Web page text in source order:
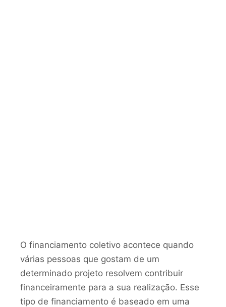
O financiamento coletivo acontece quando
várias pessoas que gostam de um
determinado projeto resolvem contribuir
financeiramente para a sua realização. Esse
tipo de financiamento é baseado em uma